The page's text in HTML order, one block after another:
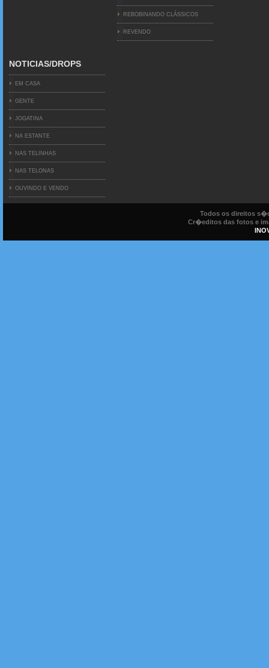
REBOBINANDO CLÁSSICOS
REVENDO
NOTICIAS/DROPS
EM CASA
GENTE
JOGATINA
NA ESTANTE
NAS TELINHAS
NAS TELONAS
OUVINDO E VENDO
Todos os direitos
Cr�editos das fotos e